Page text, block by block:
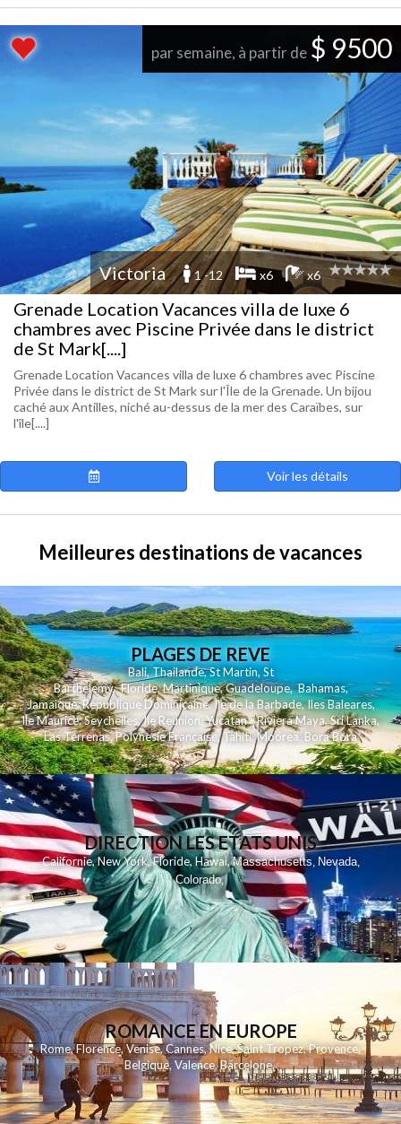
par semaine, à partir de $ 9500
Victoria 1 -12 x6 x6
Grenade Location Vacances villa de luxe 6
chambres avec Piscine Privée dans le district
de St Mark[....]
Grenade Location Vacances villa de luxe 6 chambres avec Piscine
Privée dans le district de St Mark sur l'Île de la Grenade. Un bijou
caché aux Antilles, niché au-dessus de la mer des Caraïbes, sur
l'île[....]
Voir les détails
Meilleures destinations de vacances
PLAGES DE REVE
Bali,Thailande,St Martin,St
Barthelemy,Floride,Martinique,Guadeloupe,Bahamas,
Jamaique,Republique Dominicaine,Ile de la Barbade,Iles Baleares,
Ile Maurice,Seychelles,Ile Reunion ,Yucatan - Riviera Maya,Sri Lanka,
Las Terrenas,Polynesie Française,Tahiti,Moorea, Bora Bora
DIRECTION LES ETATS UNIS
Californie,New York,Floride,Hawai,Massachusetts, Nevada,
Colorado,
ROMANCE EN EUROPE
Rome,Florence,Venise,Cannes,Nice,Saint Tropez,Provence,
Belgique,Valence,Barcelone,